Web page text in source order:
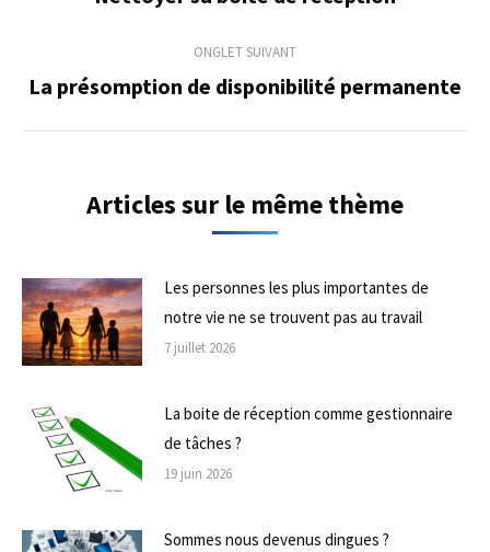
commentaireONGLET SUIVANT
Onglet
La présomption de disponibilité permanente
Articles sur le même thème
Les personnes les plus importantes de
notre vie ne se trouvent pas au travail
7 juillet 2026
La boite de réception comme gestionnaire
de tâches ?
19 juin 2026
Sommes nous devenus dingues ?